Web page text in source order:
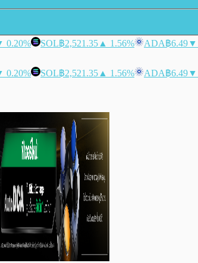
0.20% SOL฿2,521.35 ▲ 1.56% ADA฿6.49▼
0.20% SOL฿2,521.35 ▲ 1.56% ADA฿6.49▼